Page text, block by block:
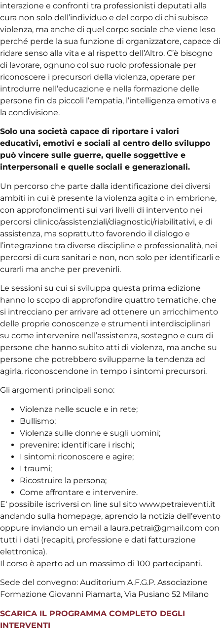
interazione e confronti tra professionisti deputati alla
cura non solo dell’individuo e del corpo di chi subisce
violenza, ma anche di quel corpo sociale che viene leso
perché perde la sua funzione di organizzatore, capace di
ridare senso alla vita e al rispetto dell’Altro. C’è bisogno
di lavorare, ognuno col suo ruolo professionale per
riconoscere i precursori della violenza, operare per
introdurre nell’educazione e nella formazione delle
persone fin da piccoli l’empatia, l’intelligenza emotiva e
la condivisione.
Solo una società capace di riportare i valori
educativi, emotivi e sociali al centro dello sviluppo
può vincere sulle guerre, quelle soggettive e
interpersonali e quelle sociali e generazionali.
Un percorso che parte dalla identificazione dei diversi
ambiti in cui è presente la violenza agita o in embrione,
con approfondimenti sui vari livelli di intervento nei
percorsi clinico/assistenziali/diagnostici/riabilitativi, e di
assistenza, ma soprattutto favorendo il dialogo e
l’integrazione tra diverse discipline e professionalità, nei
percorsi di cura sanitari e non, non solo per identificarli e
curarli ma anche per prevenirli.
Le sessioni su cui si sviluppa questa prima edizione
hanno lo scopo di approfondire quattro tematiche, che
si intrecciano per arrivare ad ottenere un arricchimento
delle proprie conoscenze e strumenti interdisciplinari
su come intervenire nell’assistenza, sostegno e cura di
persone che hanno subito atti di violenza, ma anche su
persone che potrebbero svilupparne la tendenza ad
agirla, riconoscendone in tempo i sintomi precursori.
Gli argomenti principali sono:
Violenza nelle scuole e in rete;
Bullismo;
Violenza sulle donne e sugli uomini;
prevenire: identificare i rischi;
I sintomi: riconoscere e agire;
I traumi;
Ricostruire la persona;
Come affrontare e intervenire.
E‘ possibile iscriversi on line sul sito www.petraieventi.it
andando sulla homepage, aprendo la notizia dell’evento
oppure inviando un email a laura.petrai@gmail.com con
tutti i dati (recapiti, professione e dati fatturazione
elettronica).
Il corso è aperto ad un massimo di 100 partecipanti.
Sede del convegno: Auditorium A.F.G.P. Associazione
Formazione Giovanni Piamarta, Via Pusiano 52 Milano
SCARICA IL PROGRAMMA COMPLETO DEGLI
INTERVENTI